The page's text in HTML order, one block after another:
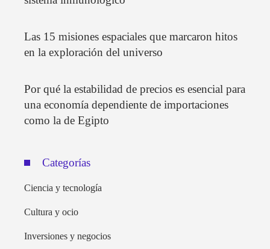
Las 15 misiones espaciales que marcaron hitos
en la exploración del universo
Por qué la estabilidad de precios es esencial para
una economía dependiente de importaciones
como la de Egipto
Categorías
Ciencia y tecnología
Cultura y ocio
Inversiones y negocios